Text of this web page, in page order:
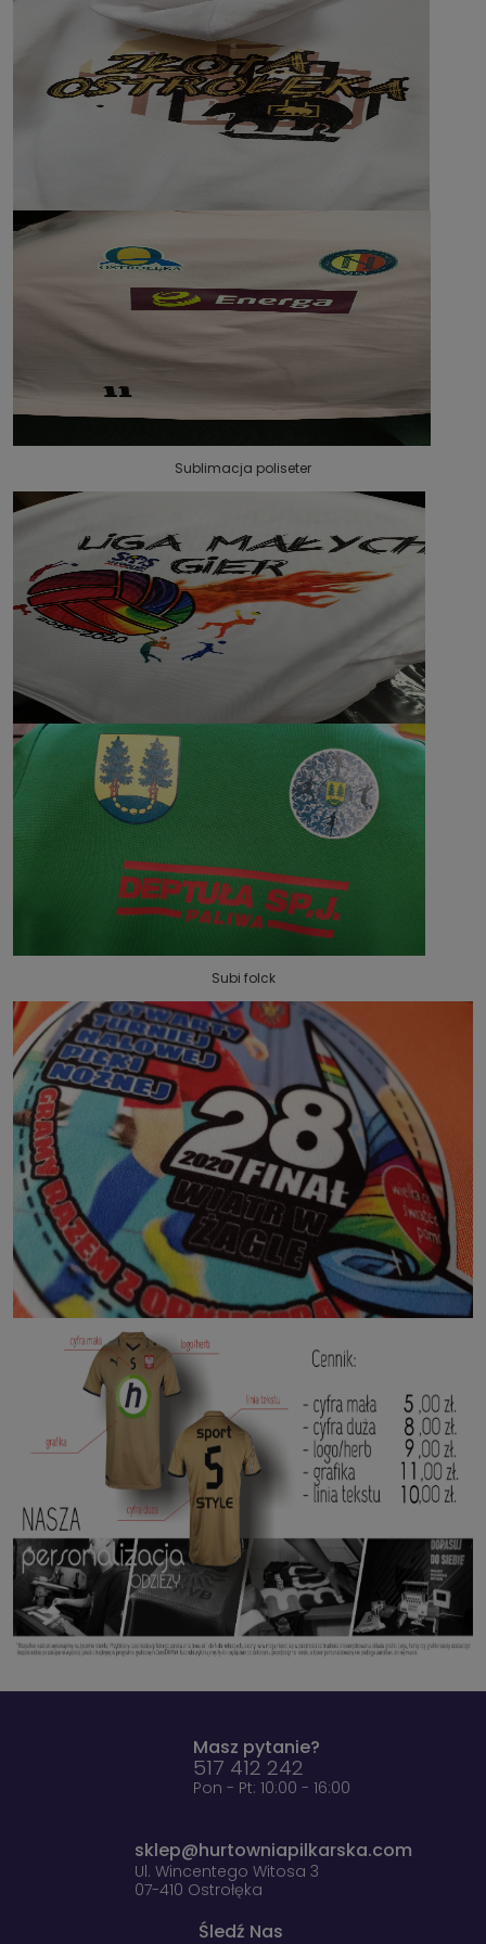
Sublimacja poliseter
Subi folck
Masz pytanie?
517 412 242
Pon - Pt: 10:00 - 16:00
sklep@hurtowniapilkarska.com
Ul. Wincentego Witosa 3
07-410 Ostrołęka
Śledź Nas